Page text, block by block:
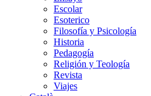
Escolar
Esoterico
Filosofía y Psicología
Historia
Pedagogía
Religión y Teología
Revista
Viajes